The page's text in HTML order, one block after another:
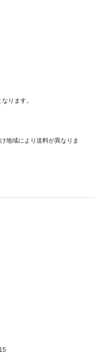
ります。
地域により送料が異なりま